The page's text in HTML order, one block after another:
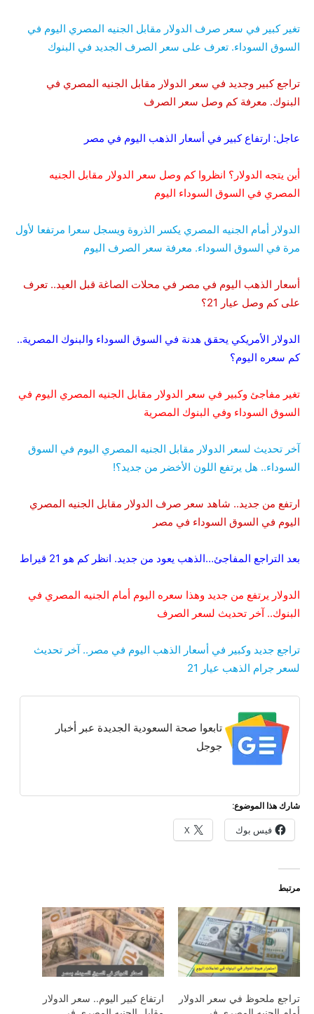
تغير كبير في سعر صرف الدولار مقابل الجنيه المصري اليوم في
السوق السوداء. تعرف على سعر الصرف الجديد في البنوك
تراجع كبير وجديد في سعر الدولار مقابل الجنيه المصري في
البنوك. معرفة كم وصل سعر الصرف
عاجل: ارتفاع كبير في أسعار الذهب اليوم في مصر
أين يتجه الدولار؟ انظروا كم وصل سعر الدولار مقابل الجنيه
المصري في السوق السوداء اليوم
الدولار أمام الجنيه المصري يكسر الذروة ويسجل سعرا مرتفعا لأول
مرة في السوق السوداء. معرفة سعر الصرف اليوم
أسعار الذهب اليوم في مصر في محلات الصاغة قبل العيد.. تعرف
على كم وصل عيار 21؟
الدولار الأمريكي يحقق هدنة في السوق السوداء والبنوك المصرية..
كم سعره اليوم؟
تغير مفاجئ وكبير في سعر الدولار مقابل الجنيه المصري اليوم في
السوق السوداء وفي البنوك المصرية
آخر تحديث لسعر الدولار مقابل الجنيه المصري اليوم في السوق
السوداء.. هل يرتفع اللون الأخضر من جديد؟!
ارتفع من جديد.. شاهد سعر صرف الدولار مقابل الجنيه المصري
اليوم في السوق السوداء في مصر
بعد التراجع المفاجئ…الذهب يعود من جديد. انظر كم هو 21 قيراط
الدولار يرتفع من جديد وهذا سعره اليوم أمام الجنيه المصري في
البنوك.. آخر تحديث لسعر الصرف
تراجع جديد وكبير في أسعار الذهب اليوم في مصر.. آخر تحديث
لسعر جرام الذهب عيار 21
تابعوا صحة السعودية الجديدة عبر أخبار
جوجل
شارك هذا الموضوع:
فيس بوك X
مرتبط
تراجع ملحوظ في سعر الدولار
ارتفاع كبير اليوم.. سعر الدولار